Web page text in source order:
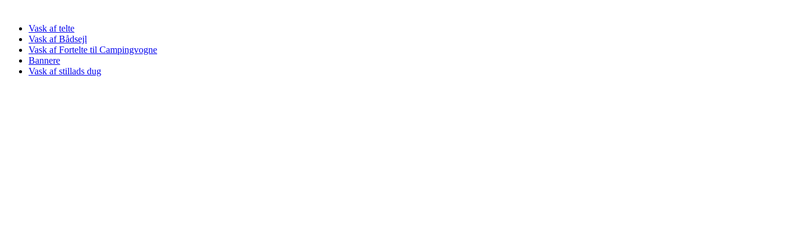
Vask af telte
Vask af Bådsejl
Vask af Fortelte til Campingvogne
Bannere
Vask af stillads dug